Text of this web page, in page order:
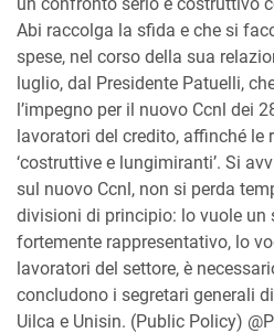
Abi raccolga la sfida e che si
spese, nel corso della sua
luglio, dal Presidente Patuelli,
l’impegno per il nuovo Ccnl dei
lavoratori del credito, affinché
‘costruttive e lungimiranti’. Si
sul nuovo Ccnl, non si perda
divisioni di principio: lo vuole un
fortemente rappresentativo, lo
lavoratori del settore, è
concludono i segretari generali
Uilca e Unisin. (Public Policy)